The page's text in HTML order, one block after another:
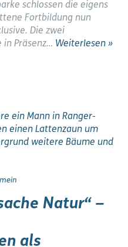
schlossen die eigens
Fortbildung nun
Die zwei
in Präsenz… Weiterlesen »
Natur“ –
als